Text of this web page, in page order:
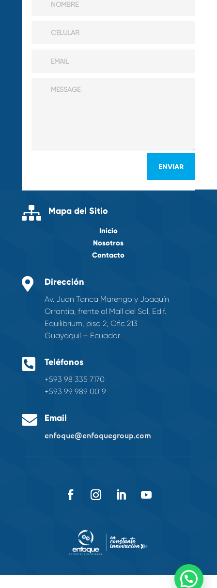
ENVIAR
 Mapa del Sitio
Inicio
Nosotros
Contacto
 Dirección
Av. Juan Tanca Marengo y Joaquín
Orrantia, frente al Mall del Sol, Edif.
Equilibrium, piso 2, Ofic 213
Guayaquil – Ecuador
 Teléfonos
+593 98 335 7170
+593 99 989 0019

Email
enfoque@enfoquegroup.com